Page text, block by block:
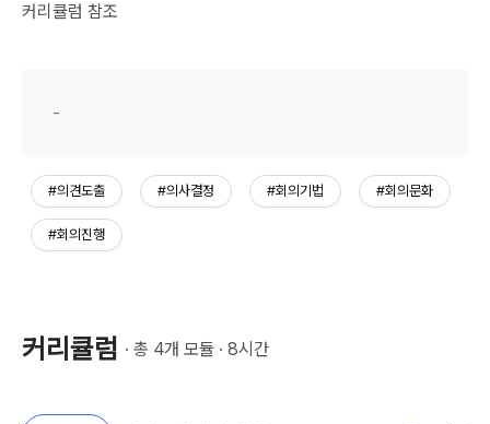
커리큘럼 참조
-
#의견도출 #의사결정 #회의기법 #회의문화
#회의진행
커리큘럼 · 총 4개 모듈 · 8시간